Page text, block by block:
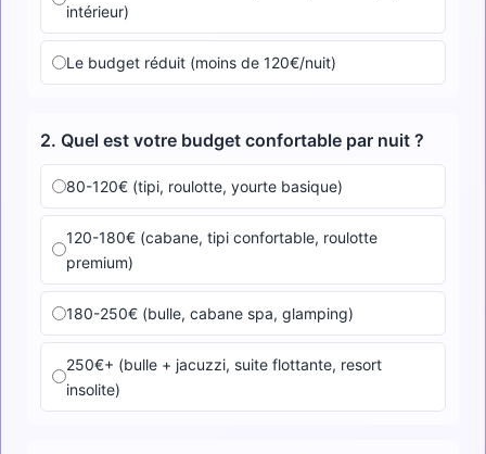
intérieur)
Le budget réduit (moins de 120€/nuit)
2. Quel est votre budget confortable par nuit ?
80-120€ (tipi, roulotte, yourte basique)
120-180€ (cabane, tipi confortable, roulotte
premium)
180-250€ (bulle, cabane spa, glamping)
250€+ (bulle + jacuzzi, suite flottante, resort
insolite)